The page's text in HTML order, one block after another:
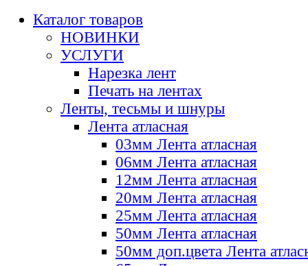
Каталог товаров
НОВИНКИ
УСЛУГИ
Нарезка лент
Печать на лентах
Ленты, тесьмы и шнуры
Лента атласная
03мм Лента атласная
06мм Лента атласная
12мм Лента атласная
20мм Лента атласная
25мм Лента атласная
50мм Лента атласная
50мм доп.цвета Лента